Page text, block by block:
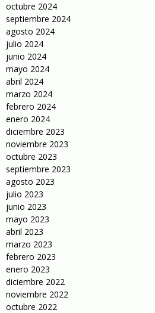
octubre 2024
septiembre 2024
agosto 2024
julio 2024
junio 2024
mayo 2024
abril 2024
marzo 2024
febrero 2024
enero 2024
diciembre 2023
noviembre 2023
octubre 2023
septiembre 2023
agosto 2023
julio 2023
junio 2023
mayo 2023
abril 2023
marzo 2023
febrero 2023
enero 2023
diciembre 2022
noviembre 2022
octubre 2022